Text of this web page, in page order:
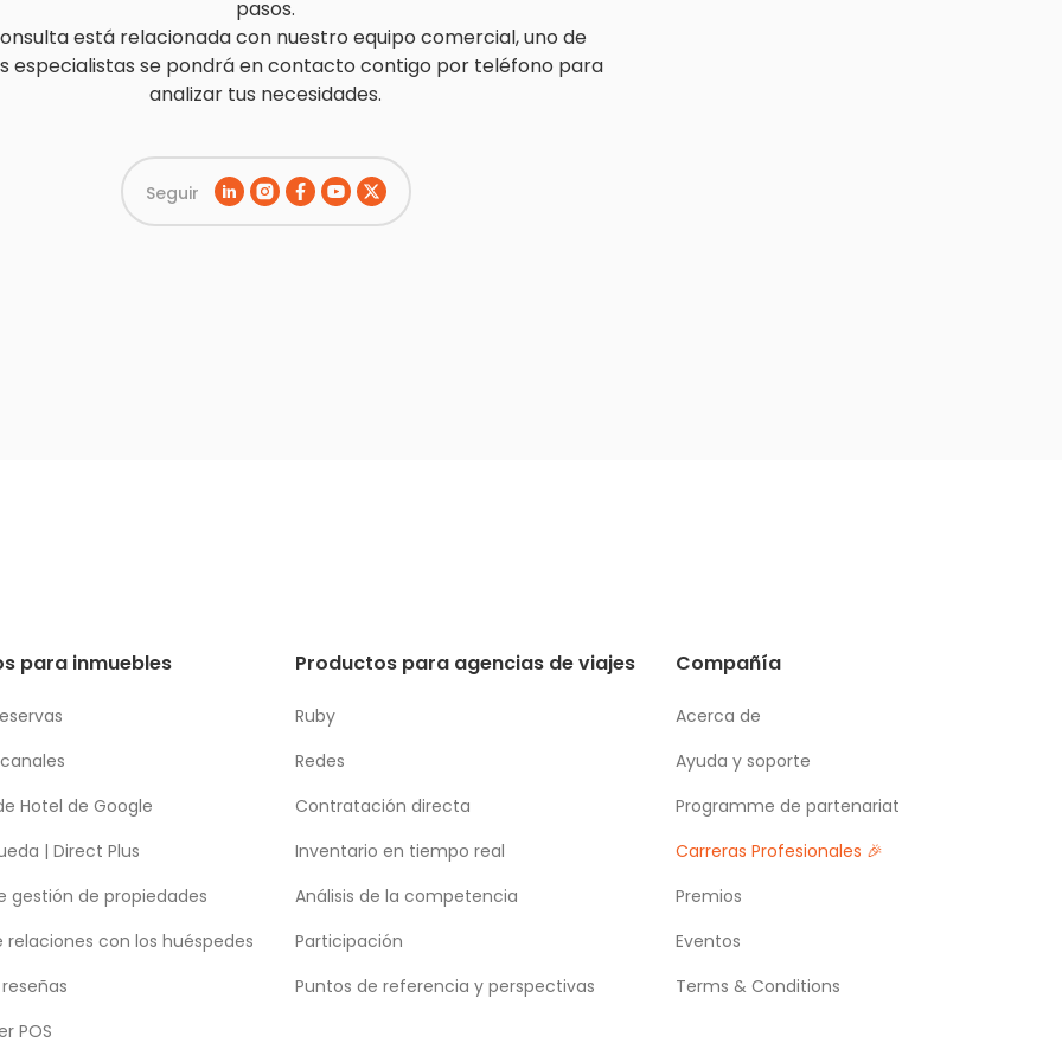
pasos.
está relacionada con nuestro equipo comercial, uno de
especialistas se pondrá en contacto contigo por teléfono para
analizar tus necesidades.
Seguir
para inmuebles
Hotel de Google
| Direct Plus
gestión de propiedades
relaciones con los huéspedes
POS
Productos para agencias de viajes
Ruby
Redes
Contratación directa
Inventario en tiempo real
Análisis de la competencia
Participación
Puntos de referencia y perspectivas
Compañía
Acerca de
Ayuda y soporte
Programme de partenariat
Carreras Profesionales 🎉
Premios
Eventos
Terms & Conditions